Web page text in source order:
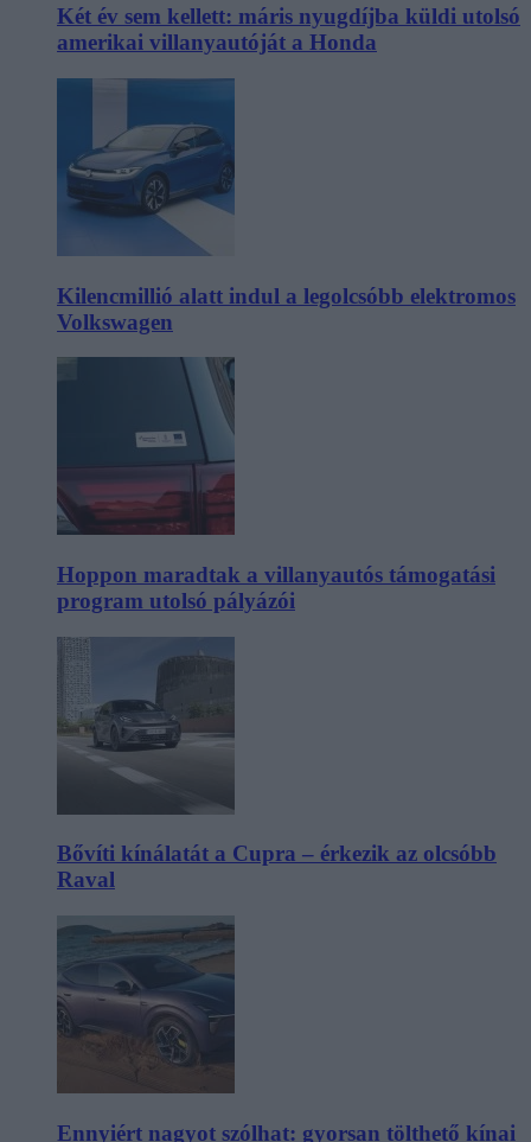
Két év sem kellett: máris nyugdíjba küldi utolsó
amerikai villanyautóját a Honda
Kilencmillió alatt indul a legolcsóbb elektromos
Volkswagen
Hoppon maradtak a villanyautós támogatási
program utolsó pályázói
Bővíti kínálatát a Cupra – érkezik az olcsóbb
Raval
Ennyiért nagyot szólhat: gyorsan tölthető kínai